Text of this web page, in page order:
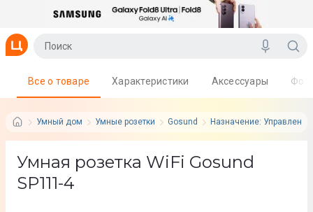
Умный дом Умные розетки Gosund Назначение: Управление
Все о товаре Характеристики Аксессуары
Умная розетка WiFi Gosund
SP111-4